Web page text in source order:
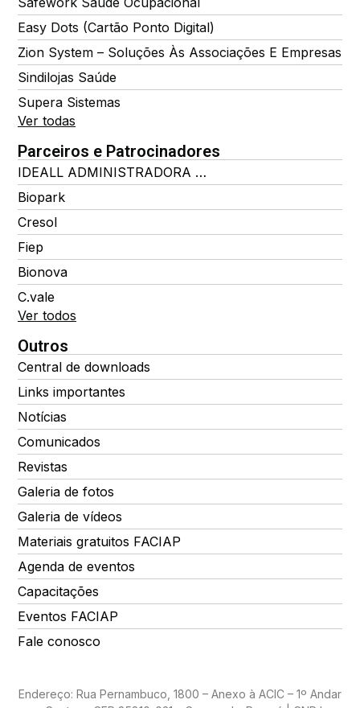
Easy Dots (Cartão Ponto Digital)
Zion System – Soluções Às Associações E Empresas
Sindilojas Saúde
Supera Sistemas
Ver todas
Parceiros e Patrocinadores
IDEALL ADMINISTRADORA DE BENEFÍCIOS
Biopark
Cresol
Fiep
Bionova
C.vale
Ver todos
Outros
Central de downloads
Links importantes
Notícias
Comunicados
Revistas
Galeria de fotos
Galeria de vídeos
Materiais gratuitos FACIAP
Agenda de eventos
Capacitações
Eventos FACIAP
Fale conosco
Endereço: Rua Pernambuco, 1800 – Anexo à ACIC – 1º Andar